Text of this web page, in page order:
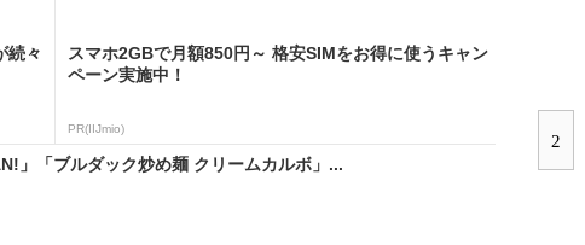
続々
スマホ2GBで月額850円～ 格安SIMをお得に使うキャン
ペーン実施中！
PR(IIJmio)
「ブルダック炒め麺 クリームカルボ」...
2